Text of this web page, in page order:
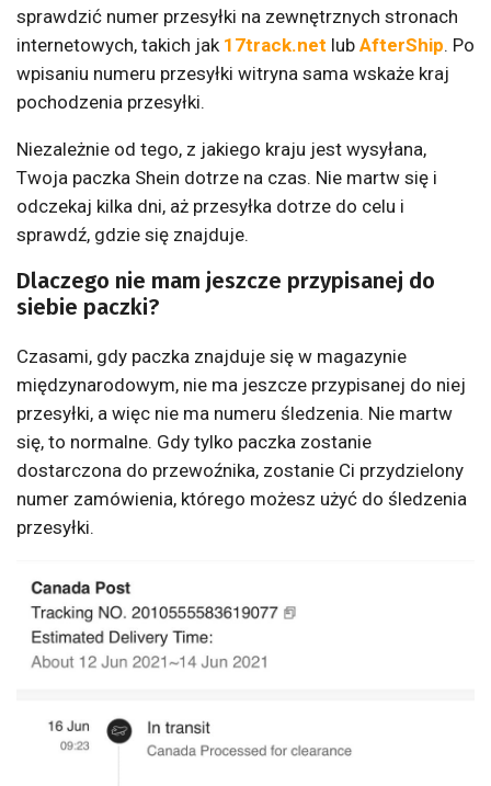
sprawdzić numer przesyłki na zewnętrznych stronach
internetowych, takich jak 17track.net lub AfterShip. Po
wpisaniu numeru przesyłki witryna sama wskaże kraj
pochodzenia przesyłki.
Niezależnie od tego, z jakiego kraju jest wysyłana,
Twoja paczka Shein dotrze na czas. Nie martw się i
odczekaj kilka dni, aż przesyłka dotrze do celu i
sprawdź, gdzie się znajduje.
Dlaczego nie mam jeszcze przypisanej do
siebie paczki?
Czasami, gdy paczka znajduje się w magazynie
międzynarodowym, nie ma jeszcze przypisanej do niej
przesyłki, a więc nie ma numeru śledzenia. Nie martw
się, to normalne. Gdy tylko paczka zostanie
dostarczona do przewoźnika, zostanie Ci przydzielony
numer zamówienia, którego możesz użyć do śledzenia
przesyłki.